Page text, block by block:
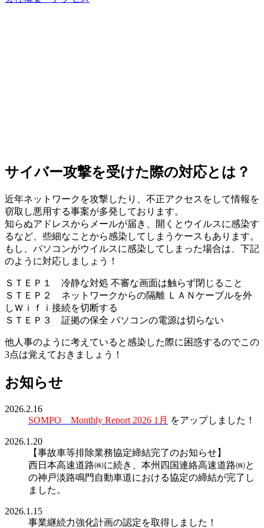
サイバー攻撃を受けた際の対応とは？
近年ネットワークを攻撃したり、不正アクセスをして情報を
窃取し悪用する事案が多発しております。
知らぬアドレスからメールが届き、開くとウイルスに感染す
るなど、些細なことから感染してしまうケースもあります。
もし、パソコンがウイルスに感染してしまった場合は、下記
のように対応しましょう！
ＳＴＥＰ１ 冷静な対処 不審な画面は触らず閉じること
ＳＴＥＰ２ ネットワークからの隔離 ＬＡＮケーブルを外
しＷｉｆｉ接続を切断する
ＳＴＥＰ３ 証拠の保全 パソコンの電源は切らない
他人事のように考えていると感染した際に困惑するのでこの
3点は覚えておきましょう！
お知らせ
2026.2.16
SOMPO Monthly Report 2026 1月 をアップしました！
2026.1.20
【事故車等排除業務協定締結完了のお知らせ】
西日本高速道路㈱に続き、本州四国連絡高速道路㈱と
の神戸淡路鳴門自動車道における協定の締結が完了し
ました。
2026.1.15
事業継続力強化計画の認定を取得しました！